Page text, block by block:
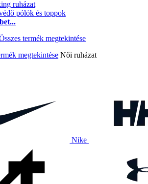
ruházat
pólók és toppok
megtekintése Női ruházat
Nike